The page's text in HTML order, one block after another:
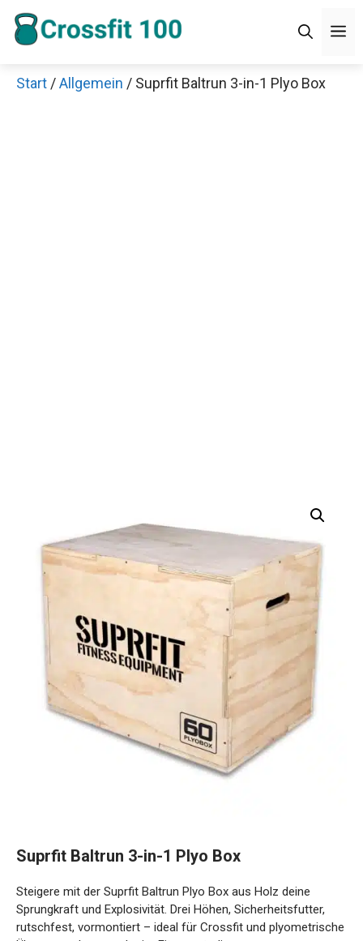
Zum
Inhalt
Start /Allgemein / Suprfit Baltrun 3-in-1 Plyo Box
Sprungkraft und Explosivität. Drei Höhen, Sicherheitsfutter,
rutschfest, vormontiert – ideal für Crossfit und
plyometrische Übungen zuhause oder im Fitnessstudio.